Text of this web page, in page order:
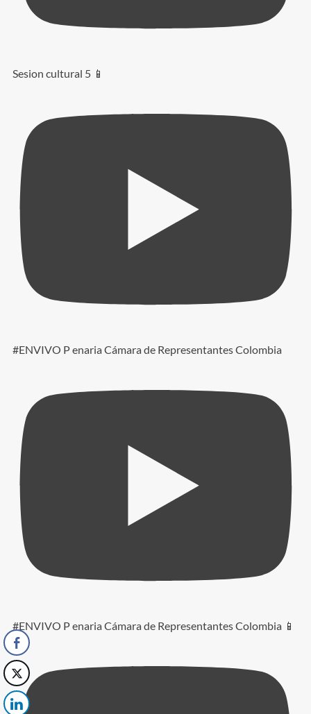
Sesion cultural 5 📱
#ENVIVO P enaria Cámara de Representantes Colombia
#ENVIVO P enaria Cámara de Representantes Colombia 📱